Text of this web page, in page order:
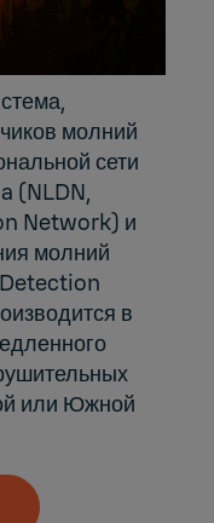
молний
сети
(NLDN,
Network) и
молний
в
или Южной